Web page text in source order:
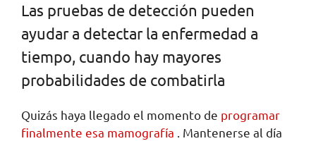
Las pruebas de detección pueden
ayudar a detectar la enfermedad a
tiempo, cuando hay mayores
probabilidades de combatirla
Quizás haya llegado el momento de programar
finalmente esa mamografía . Mantenerse al día